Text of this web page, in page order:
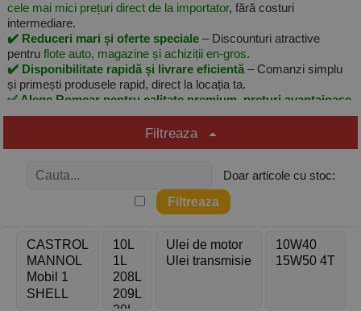
cele mai mici prețuri direct de la importator, fără costuri
intermediare.
✔️ Reduceri mari și oferte speciale – Discounturi atractive
pentruflote auto, magazine și achiziții en-gros.
✔️ Disponibilitate rapidă și livrare eficientă – Comanzi simplu
și primești produsele rapid, direct la locația ta.
✅ Alege Romcar pentru calitate premium, prețuri avantajoase
și soluții complete pentru întreținerea echipamentelor tale!
✅ Beneficiile cumpărăturilor de la Romcar:
stoc ✅ Cost minim transport
recomandat pentru motoare pe benzină și diesel cu sau fără
turbocompresor. Oferă o bună protecție la temperaturi ridicate și
pornire ușoară la rece, fiind o alegere excelentă pentru
autoturisme și utilitare fabricate înainte de standardele moderne
cu DPF.
Filtreaza
Doar articole cu stoc: